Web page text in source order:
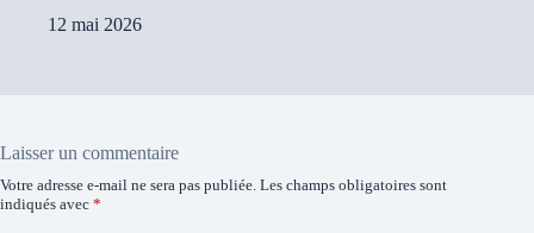
12 mai 2026
Laisser un commentaire
Votre adresse e-mail ne sera pas publiée. Les champs obligatoires sont
indiqués avec *